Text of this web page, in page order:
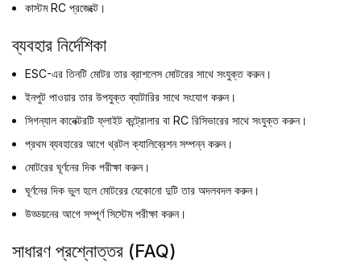
কাস্টম RC প্রজেক্টে।
ব্যবহার নির্দেশিকা
ESC-এর তিনটি মোটর তার ব্রাশলেস মোটরের সাথে সংযুক্ত করুন।
ইনপুট পাওয়ার তার উপযুক্ত ব্যাটারির সাথে সংযোগ করুন।
সিগন্যাল কানেক্টরটি ফ্লাইট কন্ট্রোলার বা RC রিসিভারের সাথে সংযুক্ত করুন।
প্রথম ব্যবহারের আগে থ্রটল ক্যালিব্রেশন সম্পন্ন করুন।
মোটরের ঘূর্ণনের দিক পরীক্ষা করুন।
ঘূর্ণনের দিক ভুল হলে মোটরের যেকোনো দুটি তার অদলবদল করুন।
উড্ডয়নের আগে সম্পূর্ণ সিস্টেম পরীক্ষা করুন।
সাধারণ প্রশ্নোত্তর (FAQ)